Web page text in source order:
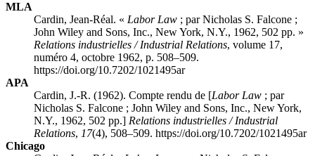
MLA
Cardin, Jean-Réal. « Labor Law ; par Nicholas S. Falcone ;
John Wiley and Sons, Inc., New York, N.Y., 1962, 502 pp. »
Relations industrielles / Industrial Relations, volume 17,
numéro 4, octobre 1962, p. 508–509.
https://doi.org/10.7202/1021495ar
APA
Cardin, J.-R. (1962). Compte rendu de [Labor Law ; par
Nicholas S. Falcone ; John Wiley and Sons, Inc., New York,
N.Y., 1962, 502 pp.] Relations industrielles / Industrial
Relations, 17(4), 508–509. https://doi.org/10.7202/1021495ar
Chicago